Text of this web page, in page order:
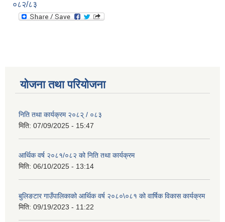
०८२/८३
योजना तथा परियोजना
निति तथा कार्यक्रम २०८२् / ०८३
मिति: 07/09/2025 - 15:47
आर्थिक वर्ष २०८१/०८२ को निति तथा कार्यक्रम
मिति: 06/10/2025 - 13:14
बुलिङटार गाउँपालिकाको आर्थिक वर्ष २०८०\०८१ को वार्षिक विकास कार्यक्रम
मिति: 09/19/2023 - 11:22